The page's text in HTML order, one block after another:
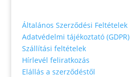
Általános Szerződési Feltételek
Adatvédelmi tájékoztató (GDPR)
Szállítási feltételek
Hírlevél feliratkozás
Elállás a szerződéstől